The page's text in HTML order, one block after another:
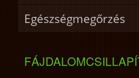
Egészségmegőrzés